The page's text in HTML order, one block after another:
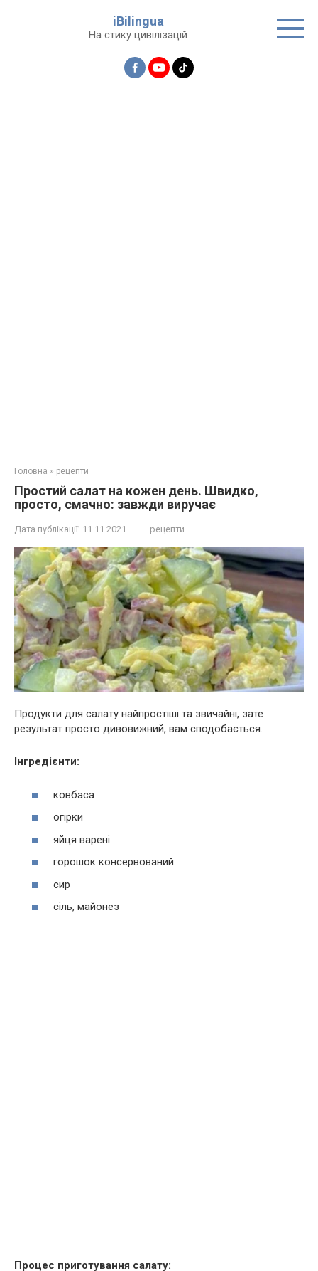
iBilingua
На стику цивілізацій
Головна » рецепти
Простий салат на кожен день. Швидко,
просто, смачно: завжди виручає
Дата публікації: 11.11.2021 рецепти
Продукти для салату найпростіші та звичайні, зате
результат просто дивовижний, вам сподобається.
Інгредієнти:
ковбаса
огірки
яйця варені
горошок консервований
сир
сіль, майонез
Процес приготування салату: